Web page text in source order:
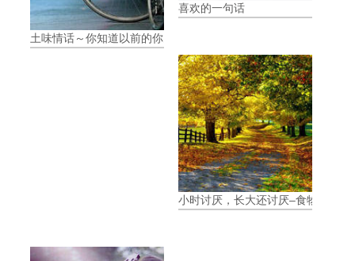
土味情话～你知道以前的你多可爱吗？
喜欢的一句话
小时讨厌，长大还讨厌–食物(3)